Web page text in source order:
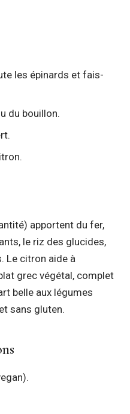
les épinards et fais-
du bouillon.
apportent du fer,
le riz des glucides,
Le citron aide à
grec végétal, complet
belle aux légumes
sans gluten.